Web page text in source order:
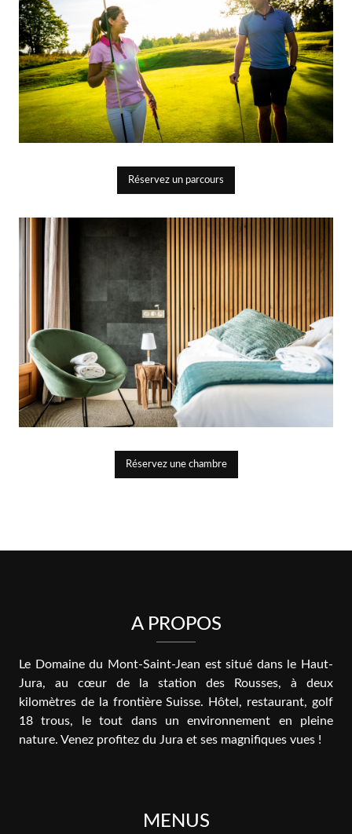
Réservez un parcours
Réservez une chambre
A PROPOS
Le Domaine du Mont-Saint-Jean est situé dans le Haut-
Jura, au cœur de la station des Rousses, à deux
kilomètres de la frontière Suisse. Hôtel, restaurant, golf
18 trous, le tout dans un environnement en pleine
nature. Venez profitez du Jura et ses magnifiques vues !
MENUS